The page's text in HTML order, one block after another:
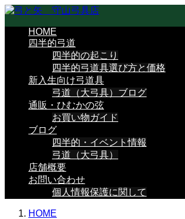
HOME
四半的弓道
四半的の起こり
四半的弓道具選び方と価格
新入生向け弓道具
弓道（大弓具）ブログ
通販・ひむかの弦
お買い物ガイド
ブログ
四半的・イベント情報
弓道（大弓具）
店舗概要
お問い合わせ
個人情報保護に関して
HOME